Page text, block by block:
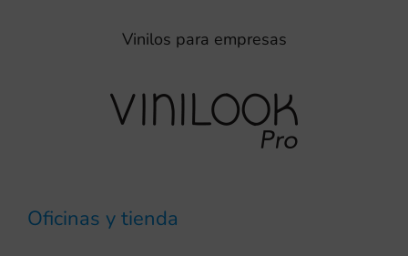
Vinilos para empresas
Oficinas y tienda